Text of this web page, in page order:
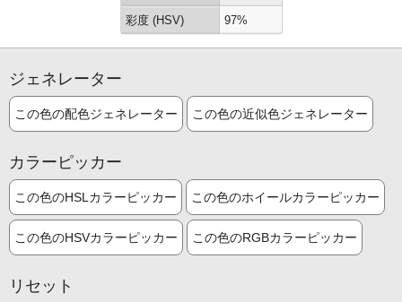
彩度 (HSV) 97%
ジェネレーター
この色の配色ジェネレーター この色の近似色ジェネレーター
カラーピッカー
この色のHSLカラーピッカー この色のホイールカラーピッカー
この色のHSVカラーピッカー この色のRGBカラーピッカー
リセット